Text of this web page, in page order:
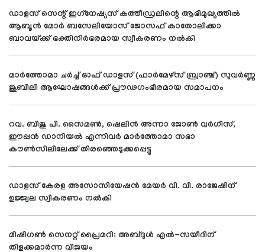
ഡാളസ് സെന്റ് ഇഗ്‌നേഷ്യസ് കത്തീഡ്രലിന്റെ ആഭിമുഖ്യത്തില്‍
ആബൂന്‍ മോര്‍ ബസേലിയോസ് ജോസഫ് കാതോലിക്കാ
ബാവയ്ക്ക് ഭക്തിനിര്‍ഭരമായ സ്വീകരണം നല്‍കി
മാര്‍ത്തോമാ ചര്‍ച്ച് ഓഫ് ഡാളസ് (ഫാര്‍മേഴ്സ് ബ്രാഞ്ച്) സുവര്‍ണ്ണ
ജൂബിലി ആഘോഷങ്ങള്‍ക്ക് പ്രൗഢഗംഭീരമായ സമാപനം
റവ. ബിജു പി. സൈമണ്‍, ഷെലിന്‍ അന്നാ ജോണ്‍ വര്‍ഗീസ്,
ഈപ്പന്‍ ഡാനിയല്‍ എന്നിവര്‍ മാര്‍ത്തോമാ സഭാ
കൗണ്‍സിലിലേക്ക് തിരഞ്ഞെടുക്കപ്പെട്ടു
ഡാളസ് കേരള അസോസിയേഷന്‍ മേയര്‍ വി. വി. രാജേഷിന്
ഉജ്ജ്വല സ്വീകരണം നല്‍കി
മിഷിഗണ്‍ സെനറ്റ് പ്രൈമറി: അബ്ദുള്‍ എല്‍-സയീദിന്
തിളക്കമാര്‍ന്ന വിജയം